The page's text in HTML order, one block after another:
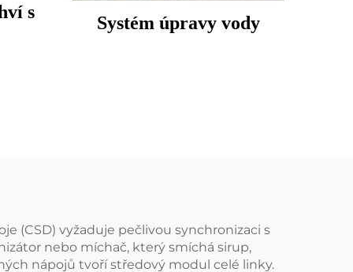
s
Systém úpravy vody
(CSD) vyžaduje pečlivou synchronizaci s
nebo míchač, který smíchá sirup,
nápojů tvoří středový modul celé linky.